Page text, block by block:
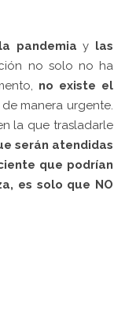
pandemia y las
no solo no ha
no existe el
manera urgente.
la que trasladarle
serán atendidas
que podrían
es solo que NO